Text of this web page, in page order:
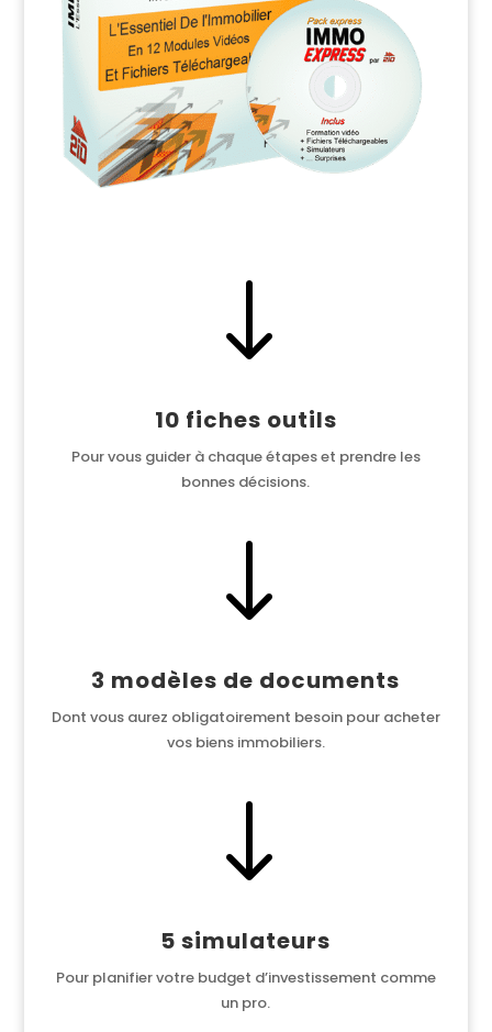
"
10 fiches outils
Pour vous guider à chaque étapes et prendre les
bonnes décisions.
"
3 modèles de documents
Dont vous aurez obligatoirement besoin pour acheter
vos biens immobiliers.
"
5 simulateurs
Pour planifier votre budget d’investissement comme
un pro.